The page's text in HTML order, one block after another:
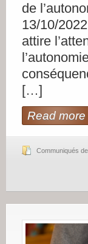
de
13/10/
attire
[…]
Read more
Communiqués